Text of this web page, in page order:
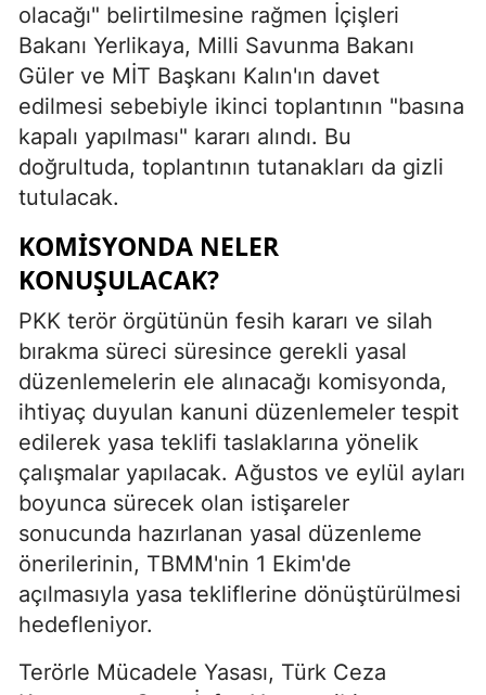
olacağı" belirtilmesine rağmen İçişleri
Bakanı Yerlikaya, Milli Savunma Bakanı
Güler ve MİT Başkanı Kalın'ın davet
edilmesi sebebiyle ikinci toplantının "basına
kapalı yapılması" kararı alındı. Bu
doğrultuda, toplantının tutanakları da gizli
tutulacak.
KOMISYONDA NELER
KONUŞULACAK?
PKK terör örgütünün fesih kararı ve silah
bırakma süreci süresince gerekli yasal
düzenlemelerin ele alınacağı komisyonda,
ihtiyaç duyulan kanuni düzenlemeler tespit
edilerek yasa teklifi taslaklarına yönelik
çalışmalar yapılacak. Ağustos ve eylül ayları
boyunca sürecek olan istişareler
sonucunda hazırlanan yasal düzenleme
önerilerinin, TBMM'nin 1 Ekim'de
açılmasıyla yasa tekliflerine dönüştürülmesi
hedefleniyor.
Terörle Mücadele Yasası, Türk Ceza